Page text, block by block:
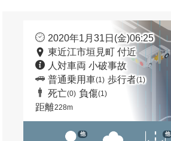
2020年1月31日(金)06:25
東近江市垣見町 付近
人対車両 小破事故
普通乗用車(1) 歩行者(1)
死亡(0) 負傷(1)
距離228m
他 他